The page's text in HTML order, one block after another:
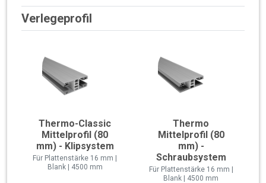
Verlegeprofil
Thermo-Classic
Mittelprofil (80
mm) - Klipsystem
Für Plattenstärke 16 mm |
Blank | 4500 mm
Thermo
Mittelprofil (80
mm) -
Schraubsystem
Für Plattenstärke 16 mm |
Blank | 4500 mm